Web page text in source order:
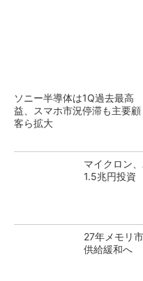
ソニー半導体は1Q過去最高
益、スマホ市況停滞も主要顧
客ら拡大
マイクロン
1.5兆円投資
27年メモリ
供給緩和へ